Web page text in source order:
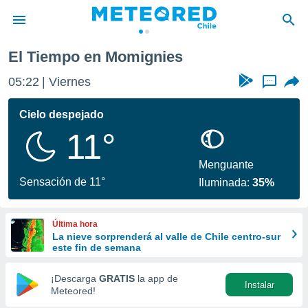
de
por
se
calidad.
a este
las
y
forma
digital
basada
El Tiempo en Momignies
05:22 Viernes ...
Cielo despejado
11°
Sensación de 11°
Menguante
Iluminada:35%
Última hora
La nieve sorprenderá al valle de Chile centro-sur
este fin de semana
¡Descarga GRATIS la app de
Meteored!
Instalar